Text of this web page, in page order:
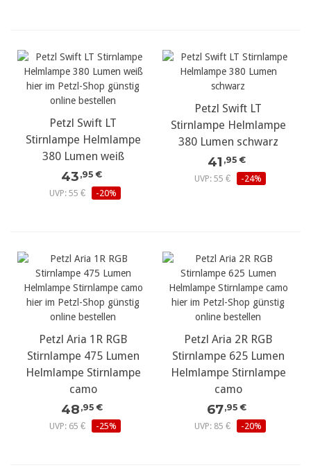
Petzl Swift LT
Stirnlampe Helmlampe
380 Lumen weiß
43 ,95 €
UVP: 55 €
-20%
Petzl Swift LT
Stirnlampe Helmlampe
380 Lumen schwarz
41 ,95 €
UVP: 55 €
-24%
Petzl Aria 1R RGB
Stirnlampe 475 Lumen
Helmlampe Stirnlampe
camo
48 ,95 €
UVP: 65 €
-25%
Petzl Aria 2R RGB
Stirnlampe 625 Lumen
Helmlampe Stirnlampe
camo
67,95 €
UVP: 85 €
-20%